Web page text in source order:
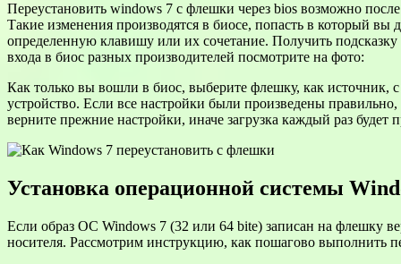
Переустановить windows 7 с флешки через bios возможно
Такие изменения производятся в биосе, попасть в который
определенную клавишу или их сочетание. Получить
входа в биос разных производителей посмотрите на фото:
Как только вы вошли в биос, выберите флешку, как источник, с
устройство. Если все настройки были произведены
верните прежние настройки, иначе загрузка каждый раз будет
Установка операционной системы
Если образ ОС Windows 7 (32 или 64 bite) записан на флешку
носителя. Рассмотрим инструкцию, как пошагово выполнить